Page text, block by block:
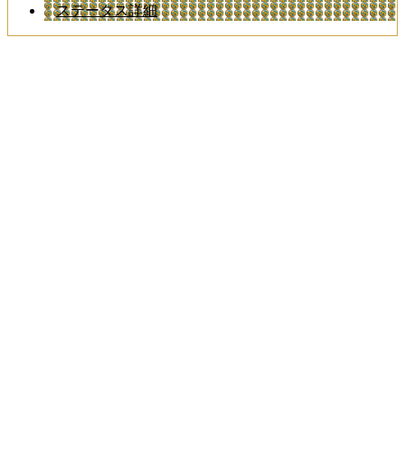
ステータス詳細